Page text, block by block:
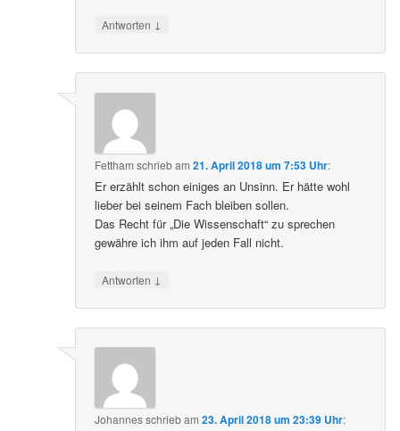
Antworten ↓
Fettham schriebam21. April 2018 um 7:53 Uhr:
Er erzählt schon einiges an Unsinn. Er hätte wohl
lieber bei seinem Fach bleiben sollen.
Das Recht für „Die Wissenschaft“ zu sprechen
gewähre ich ihm auf jeden Fall nicht.
Antworten ↓
Johannesschriebam23. April 2018 um 23:39 Uhr: